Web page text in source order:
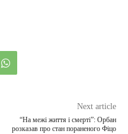
Next article
“На межі життя і смерті”: Орбан
розказав про стан пораненого Фіцо